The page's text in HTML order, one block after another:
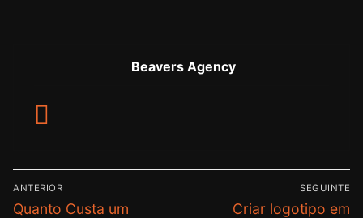
Beavers Agency
ANTERIOR
Quanto Custa um
SEGUINTE
Criar logotipo em